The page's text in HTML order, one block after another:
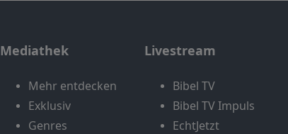
Mediathek
Mehr entdecken
Exklusiv
Genres
Livestream
Bibel TV
Bibel TV Impuls
EchtJetzt